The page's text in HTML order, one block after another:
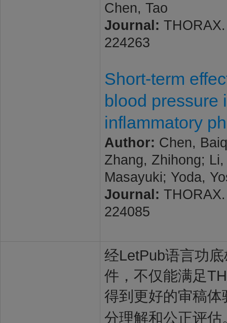
Chen, Tao
Journal:
224263
Short-term
blood pressure
inflammatory
Author: Chen,
Zhang, Zhihong;
Masayuki; Yoda,
Journal:
224085
经LetPub语言功
件，不仅能满足
得到更好的审稿
分理解和公正评